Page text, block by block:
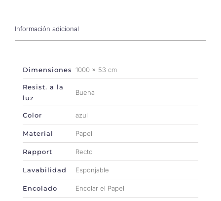
Información adicional
Dimensiones 1000 × 53 cm
Resist. a la
luz
Buena
Color azul
Material Papel
Rapport Recto
Lavabilidad Esponjable
Encolado Encolar el Papel